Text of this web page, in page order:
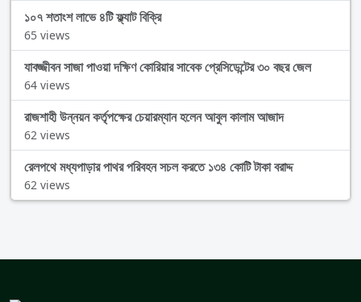
১০৭ শতাংশ লাভে ৪টি ফ্ল্যাট বিক্রি
65 views
যাবজ্জীবন সাজা পাওয়া দক্ষিণ কোরিয়ার সাবেক প্রেসিডেন্টের ৩০ বছর জেল
64 views
রাজশাহী উন্নয়ন কর্তৃপক্ষের চেয়ারম্যান হলেন আবুল কালাম আজাদ
62 views
রেলপথে মধ্যপাড়ার পাথর পরিবহন সচল করতে ১৩৪ কোটি টাকা বরাদ্দ
62 views